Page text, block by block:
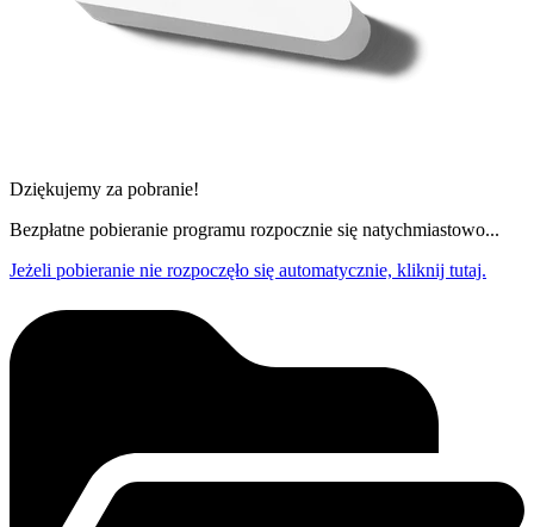
Dziękujemy za pobranie!
Bezpłatne pobieranie programu rozpocznie się natychmiastowo...
Jeżeli pobieranie nie rozpoczęło się automatycznie, kliknij tutaj.